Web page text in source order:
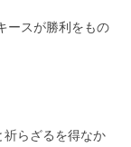
ースが勝利をもの
祈らざるを得なか